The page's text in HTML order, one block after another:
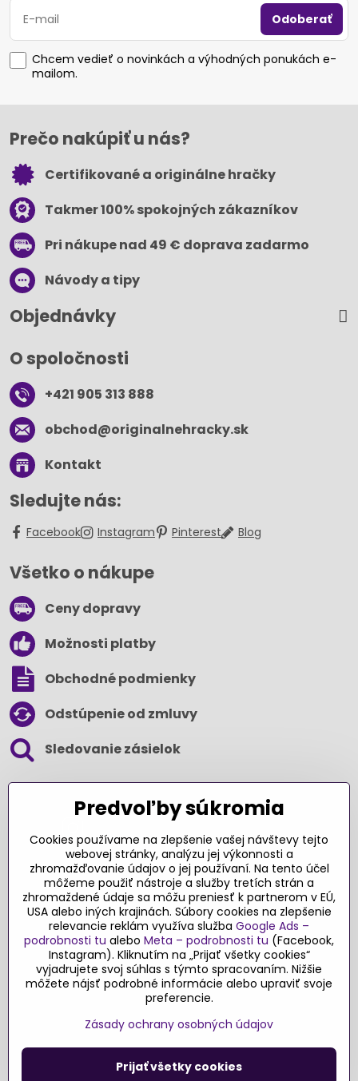
Odoberať
Chcem vedieť o novinkách a výhodných ponukách e-
mailom.
Prečo nakúpiť u nás?
Certifikované a originálne hračky
Takmer 100% spokojných zákazníkov
Pri nákupe nad 49 € doprava zadarmo
Návody a tipy
Objednávky
O spoločnosti
+421 905 313 888
obchod​@originalnehracky​.sk
Kontakt
Sledujte nás:
Facebook Instagram Pinterest Blog
Všetko o nákupe
Ceny dopravy
Možnosti platby
Obchodné podmienky
Odstúpenie od zmluvy
Sledovanie zásielok
Ďakujeme za podporu
Sme slovenský e-shop​. Fungujeme len
vďaka vám – rodičom a všetkým, ktorí veria
v poctivý výber kvalitných hračiek s
pridanou hodnotou​. Každý nákup na
Originalnehracky​.sk je pre nás podporou a
motiváciou prinášať hračky a produkty,
ktoré majú zmysel​.
©2026Copyright
Predvoľby súkromiaZásady ochrany osobných údajov
Predvoľby súkromia
Cookies používame na zlepšenie vašej návštevy tejto
webovej stránky, analýzu jej výkonnosti a
zhromažďovanie údajov o jej používaní. Na tento účel
môžeme použiť nástroje a služby tretích strán a
zhromaždené údaje sa môžu preniesť k partnerom v EÚ,
USA alebo iných krajinách. Súbory cookies na zlepšenie
relevancie reklám využíva služba Google Ads –
podrobnosti tu alebo Meta – podrobnosti tu (Facebook,
Instagram). Kliknutím na „Prijať všetky cookies“
vyjadrujete svoj súhlas s týmto spracovaním. Nižšie
môžete nájsť podrobné informácie alebo upraviť svoje
preferencie.
Zásady ochrany osobných údajov
Prijať všetky cookies